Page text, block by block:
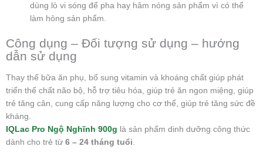
dùng lò vi sóng để pha hay hâm nóng sản phẩm vì có thể
làm hỏng sản phẩm.
Công dụng – Đối tượng sử dụng – hướng
dẫn sử dụng
Thay thế bữa ăn phụ, bổ sung vitamin và khoáng chất giúp phát
triển thể chất não bộ, hỗ trợ tiêu hóa, giúp trẻ ăn ngon miệng, giúp
trẻ tăng cân, cung cấp năng lượng cho cơ thể, giúp trẻ tăng sức đề
kháng.
IQLac Pro Ngộ Nghĩnh 900g là sản phẩm dinh dưỡng công thức
dành cho trẻ từ 6 – 24 tháng tuổi